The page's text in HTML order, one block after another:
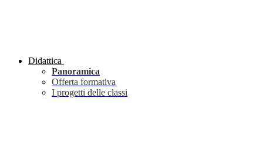
Didattica
Panoramica
Offerta formativa
I progetti delle classi